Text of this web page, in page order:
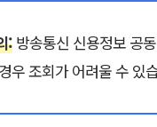
:방송통신 신용정보 공
우 조회가 어려울 수 있